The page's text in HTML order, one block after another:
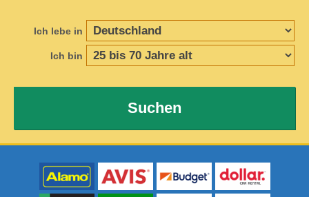
Ich lebe in
Ich bin
Suchen